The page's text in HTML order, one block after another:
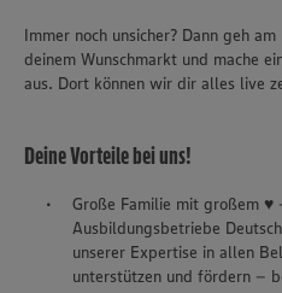
Immer noch unsicher? Dann geh
deinem Wunschmarkt und mache
aus. Dort können wir dir alles live
Deine Vorteile bei uns!
Große Familie mit großem
Ausbildungsbetriebe
unserer Expertise in allen
unterstützen und fördern –